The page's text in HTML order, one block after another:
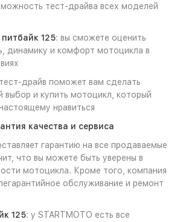
тест-драйва всех моделей
125: вы сможете оценить
динамику и комфорт мотоцикла в
драйв поможет вам сделать
выбор и купить мотоцикл, который
нравиться
качества и сервиса
гарантию на все продаваемые
что вы можете быть уверены в
мотоцикла. Кроме того, компания
обслуживание и ремонт
125: у STARTMOTO есть все